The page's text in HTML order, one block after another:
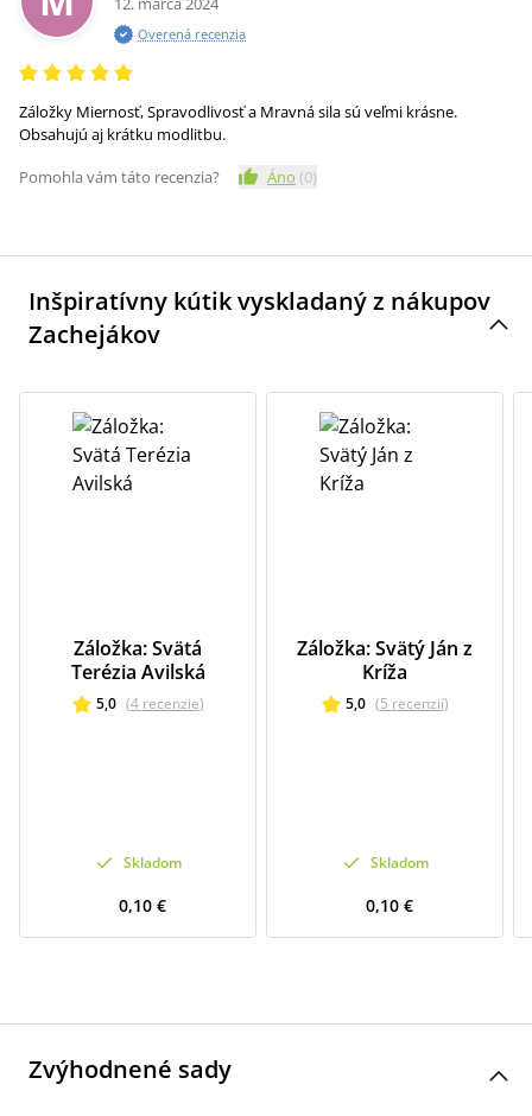
Overená recenzia
Záložky Miernosť, Spravodlivosť a Mravná sila sú veľmi krásne.
Obsahujú aj krátku modlitbu.
Pomohla vám táto recenzia?
Áno (0)
Inšpiratívny kútik vyskladaný z nákupov
Zachejákov
Záložka: Svätá
Terézia Avilská
5,0 (4 recenzie)
Skladom
0,10 €
Záložka: Svätý Ján z
Kríža
5,0 (5 recenzií)
Skladom
0,10 €
Zvýhodnené sady